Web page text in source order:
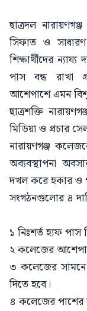
‎ছাত্রদল
সিফাত ও
‎শিক্ষার্থীদের
পাস বন্ধ রাখা
আশেপাশে এমন
‎ছাত্রশক্তি
মিডিয়া ও প্রচার
‎নারায়ণগঞ্জ
অব্যবস্থাপনা
দখল করে হকার ও
সংগঠনগুলোর ৪
‎১ নিঃশর্ত হাফ পাস
‎২ কলেজের
‎৩ কলেজের সামনে
দিতে হবে।
‎৪ কলেজের পাশের